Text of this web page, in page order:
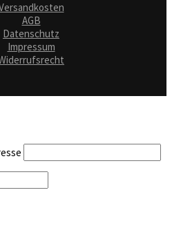
AGB
Datenschutz
Impressum